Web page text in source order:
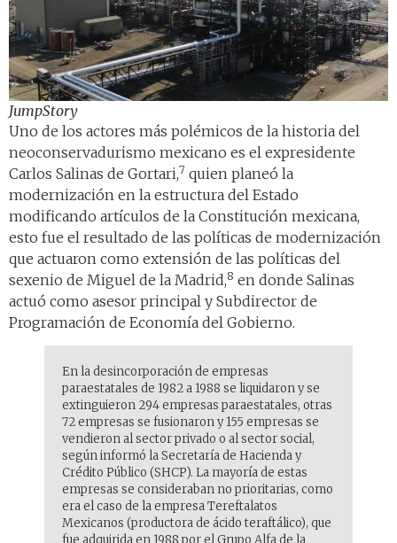
JumpStory
Uno de los actores más polémicos de la historia del
neoconservadurismo mexicano es el expresidente
Carlos Salinas de Gortari,7 quien planeó la
modernización en la estructura del Estado
modificando artículos de la Constitución mexicana,
esto fue el resultado de las políticas de modernización
que actuaron como extensión de las políticas del
sexenio de Miguel de la Madrid,8 en donde Salinas
actuó como asesor principal y Subdirector de
Programación de Economía del Gobierno.
En la desincorporación de empresas
paraestatales de 1982 a 1988 se liquidaron y se
extinguieron 294 empresas paraestatales, otras
72 empresas se fusionaron y 155 empresas se
vendieron al sector privado o al sector social,
según informó la Secretaría de Hacienda y
Crédito Público (SHCP). La mayoría de estas
empresas se consideraban no prioritarias, como
era el caso de la empresa Tereftalatos
Mexicanos (productora de ácido teraftálico), que